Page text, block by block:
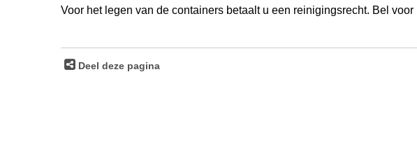
Voor het legen van de containers betaalt u een reinigingsrecht. Bel
Deel deze pagina